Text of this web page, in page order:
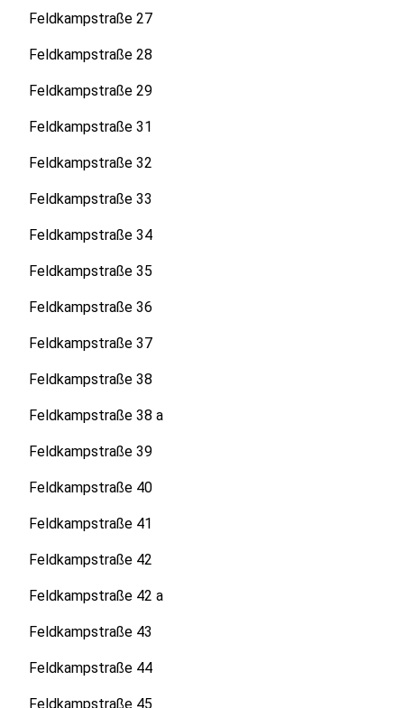
Feldkampstraße 27
Feldkampstraße 28
Feldkampstraße 29
Feldkampstraße 31
Feldkampstraße 32
Feldkampstraße 33
Feldkampstraße 34
Feldkampstraße 35
Feldkampstraße 36
Feldkampstraße 37
Feldkampstraße 38
Feldkampstraße 38 a
Feldkampstraße 39
Feldkampstraße 40
Feldkampstraße 41
Feldkampstraße 42
Feldkampstraße 42 a
Feldkampstraße 43
Feldkampstraße 44
Feldkampstraße 45